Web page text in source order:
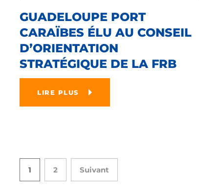
GUADELOUPE PORT
CARAÏBES ÉLU AU CONSEIL
D’ORIENTATION
STRATÉGIQUE DE LA FRB
LIRE PLUS
1 2 Suivant